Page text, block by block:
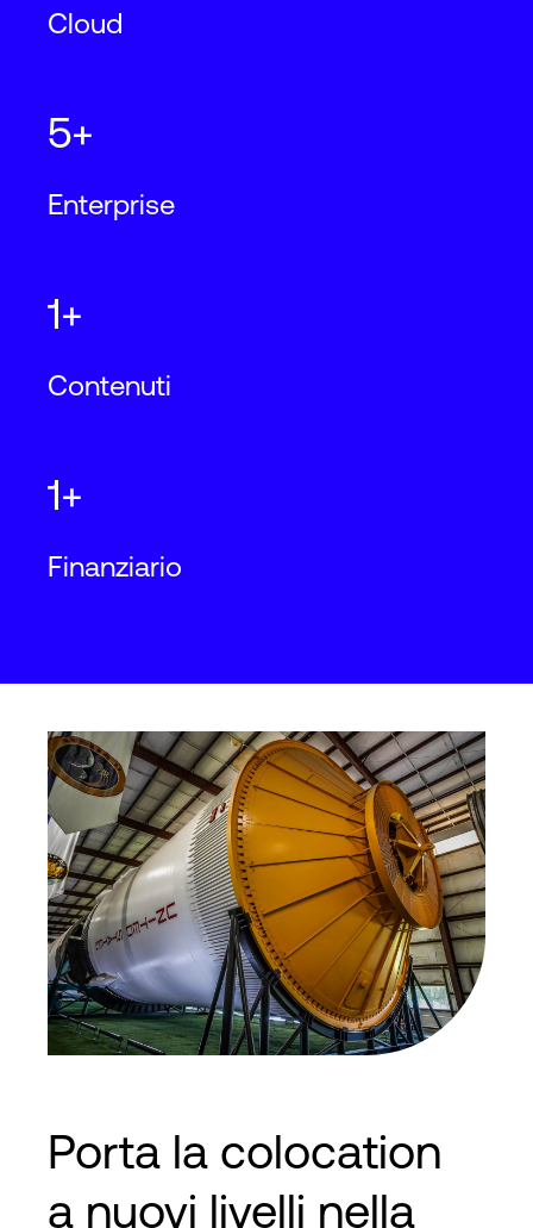
Cloud
5+
Enterprise
1+
Contenuti
1+
Finanziario
Porta la colocation
a nuovi livelli nella